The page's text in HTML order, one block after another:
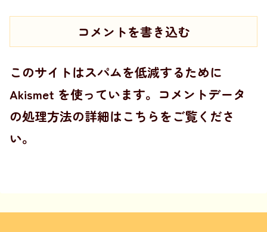
コメントを書き込む
このサイトはスパムを低減するために
Akismet を使っています。 コメントデータ
の処理方法の詳細はこちらをご覧くださ
い。